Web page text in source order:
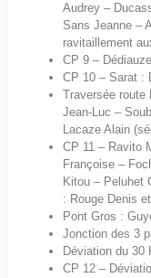
Audrey –
Sans Jeanne –
ravitaillement
CP 9 –
CP 10 – Sarat :
Traversée route
Jean-Luc –
Lacaze Alain
CP 11 – Ravito
Françoise –
Kitou – Peluhet
: Rouge Denis
Pont Gros :
Jonction des 3
Déviation du 30
CP 12 –